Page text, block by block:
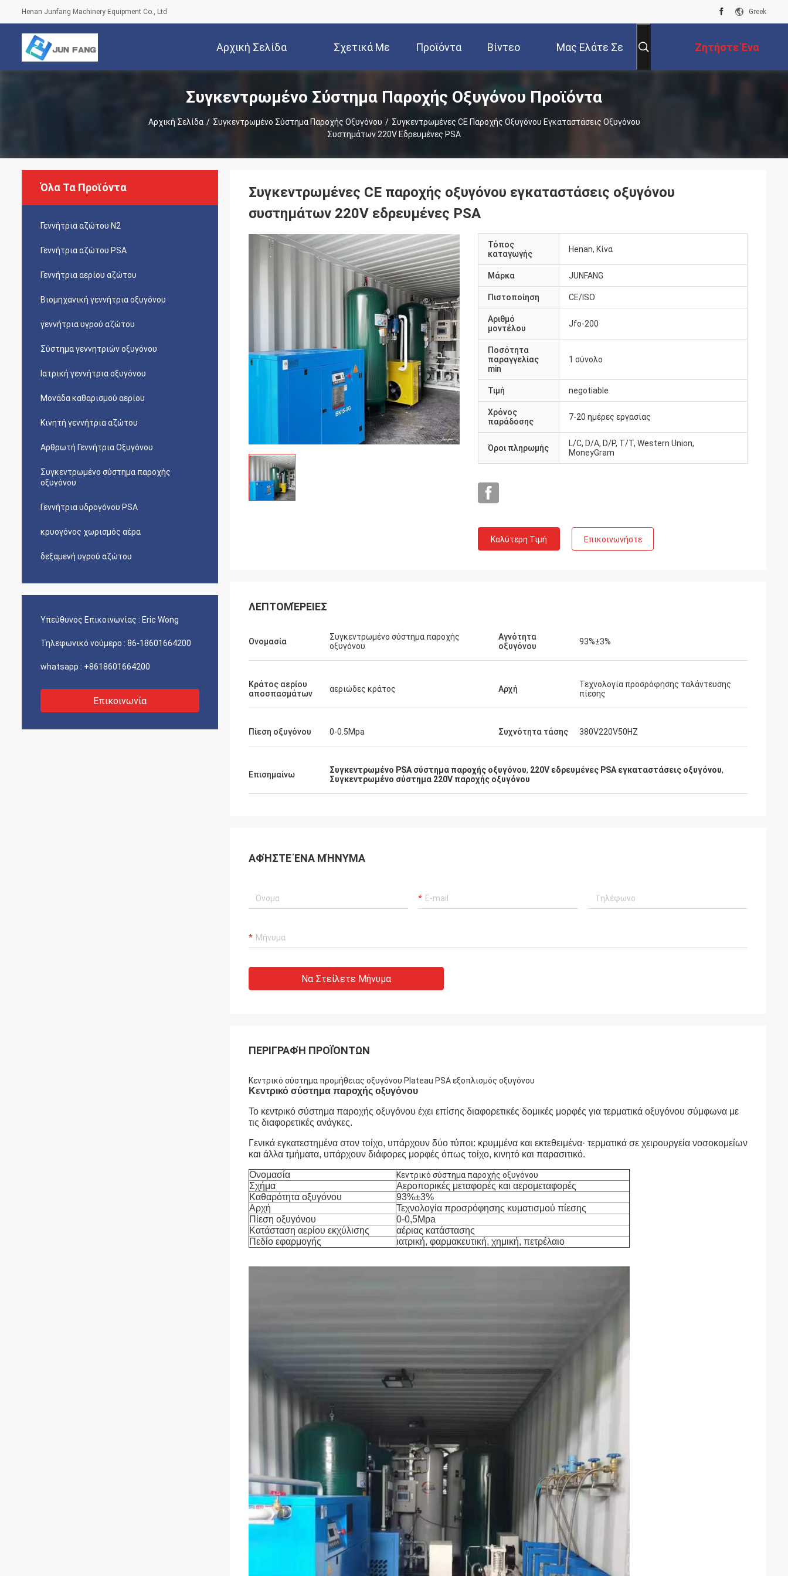
Henan Junfang Machinery Equipment Co., Ltd Greek
Αρχική Σελίδα Σχετικά Με
Εμάς
Προϊόντα Βίντεο Μας Ελάτε Σε
Επαφή Με
Ζητήστε Ένα
Απόσπασμα
Συγκεντρωμένο Σύστημα Παροχής Οξυγόνου Προϊόντα
Αρχική Σελίδα / Συγκεντρωμένο Σύστημα Παροχής Οξυγόνου / Συγκεντρωμένες CE Παροχής Οξυγόνου Εγκαταστάσεις Οξυγόνου
Συστημάτων 220V Εδρευμένες PSA
Όλα Τα Προϊόντα
Γεννήτρια αζώτου Ν2
Γεννήτρια αζώτου PSA
Γεννήτρια αερίου αζώτου
Βιομηχανική γεννήτρια οξυγόνου
γεννήτρια υγρού αζώτου
Σύστημα γεννητριών οξυγόνου
Ιατρική γεννήτρια οξυγόνου
Μονάδα καθαρισμού αερίου
Κινητή γεννήτρια αζώτου
Αρθρωτή Γεννήτρια Οξυγόνου
Συγκεντρωμένο σύστημα παροχής
οξυγόνου
Γεννήτρια υδρογόνου PSA
κρυογόνος χωρισμός αέρα
δεξαμενή υγρού αζώτου
Υπεύθυνος Επικοινωνίας : Eric Wong
Τηλεφωνικό νούμερο : 86-18601664200
whatsapp : +8618601664200
Επικοινωνία
Συγκεντρωμένες CE παροχής οξυγόνου εγκαταστάσεις οξυγόνου
συστημάτων 220V εδρευμένες PSA
Τόπος
καταγωγής
Henan, Κίνα
Μάρκα JUNFANG
Πιστοποίηση CE/ISO
Αριθμό
μοντέλου
Jfo-200
Ποσότητα
παραγγελίας
min
1 σύνολο
Τιμή negotiable
Χρόνος
παράδοσης
7-20 ημέρες εργασίας
Όροι πληρωμής
L/C, D/A, D/P, T/T, Western Union,
MoneyGram
Καλύτερη Τιμή Επικοινωνήστε
ΛΕΠΤΟΜΈΡΕΙΕΣ
Ονομασία
Συγκεντρωμένο σύστημα παροχής
οξυγόνου
Αγνότητα
οξυγόνου
93%±3%
Κράτος αερίου
αποσπασμάτων
αεριώδες κράτος Αρχή
Τεχνολογία προσρόφησης ταλάντευσης
πίεσης
Πίεση οξυγόνου 0-0.5Mpa Συχνότητα τάσης 380V220V50HZ
Επισημαίνω Συγκεντρωμένο PSA σύστημα παροχής οξυγόνου, 220V εδρευμένες PSA εγκαταστάσεις οξυγόνου,
Συγκεντρωμένο σύστημα 220V παροχής οξυγόνου
ΑΦΉΣΤΕ ΈΝΑ ΜΉΝΥΜΑ
Να Στείλετε Μήνυμα
ΠΕΡΙΓΡΑΦΉ ΠΡΟΪΌΝΤΩΝ
Κεντρικό σύστημα προμήθειας οξυγόνου Plateau PSA εξοπλισμός οξυγόνου
Κεντρικό σύστημα παροχής οξυγόνου
Το κεντρικό σύστημα παροχής οξυγόνου έχει επίσης διαφορετικές δομικές μορφές για τερματικά οξυγόνου σύμφωνα με
τις διαφορετικές ανάγκες.
Γενικά εγκατεστημένα στον τοίχο, υπάρχουν δύο τύποι: κρυμμένα και εκτεθειμένα· τερματικά σε χειρουργεία νοσοκομείων
και άλλα τμήματα, υπάρχουν διάφορες μορφές όπως τοίχο, κινητό και παρασιτικό.
Ονομασία Κεντρικό σύστημα παροχής οξυγόνου
Σχήμα
Αεροπορικές μεταφορές και αερομεταφορές
Καθαρότητα οξυγόνου
93%±3%
Αρχή
Τεχνολογία προσρόφησης κυματισμού πίεσης
Πίεση οξυγόνου
0-0,5Mpa
Κατάσταση αερίου εκχύλισης
αέριας κατάστασης
Πεδίο εφαρμογής
ιατρική, φαρμακευτική, χημική, πετρέλαιο